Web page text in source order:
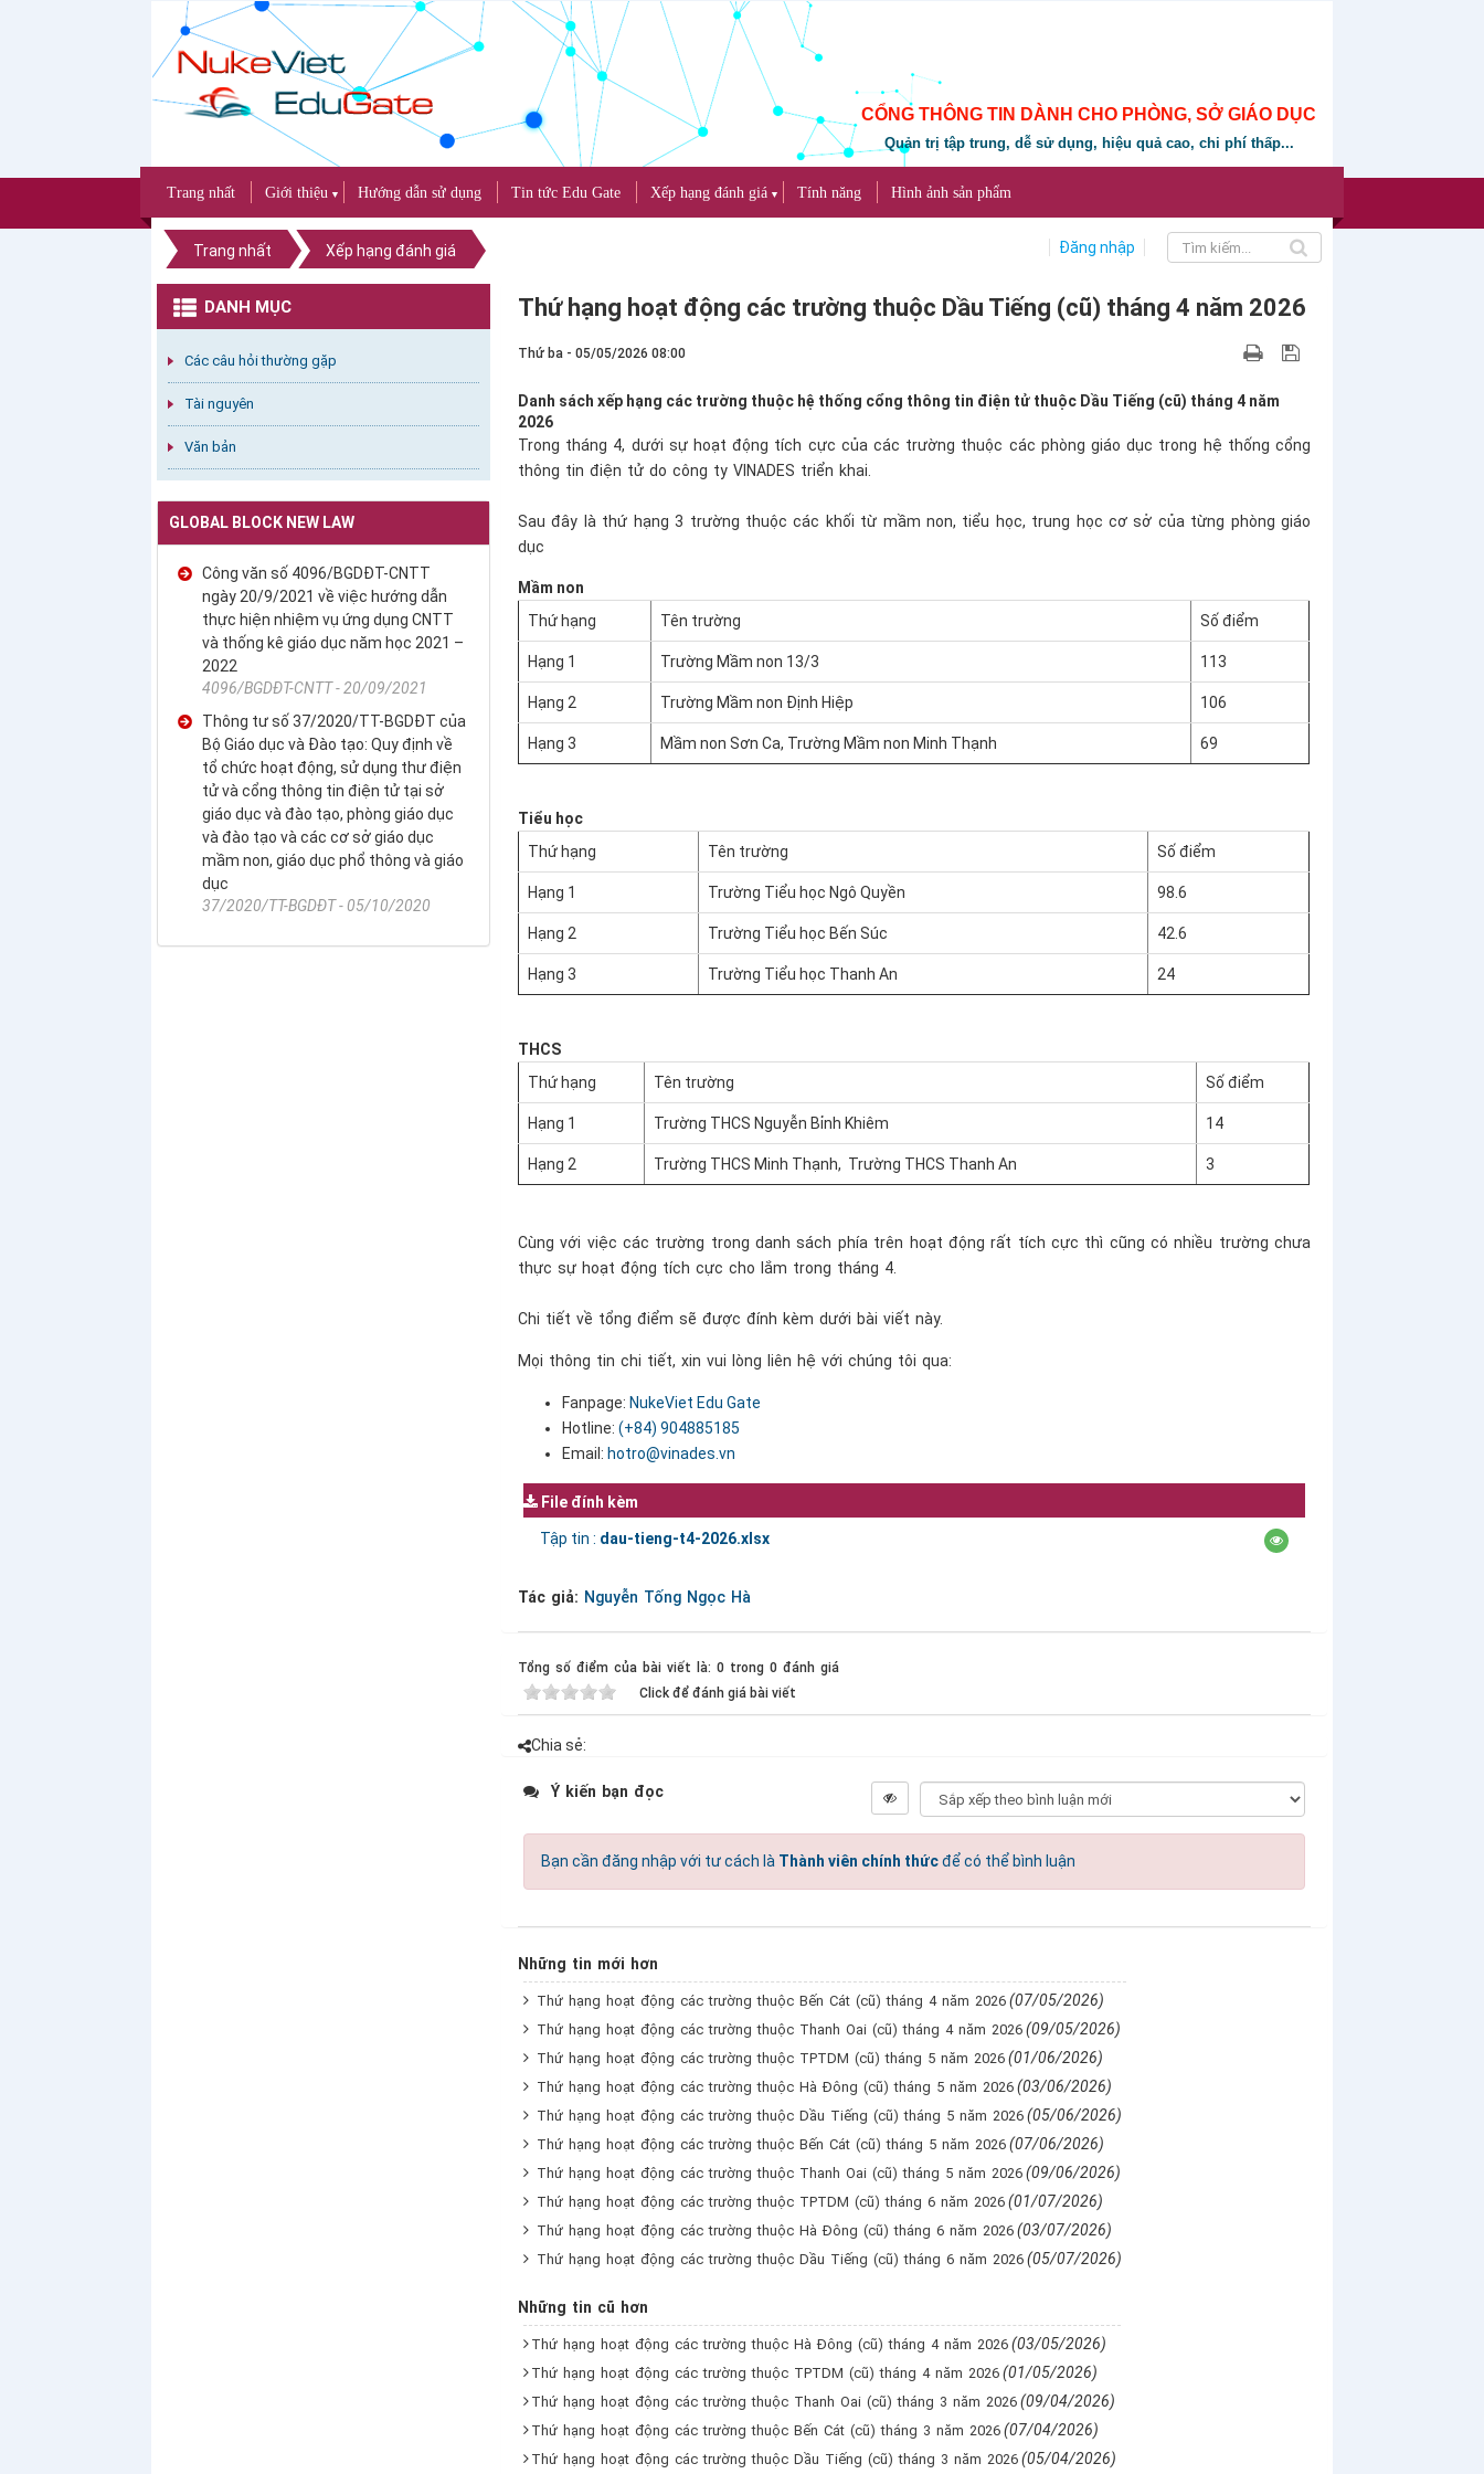
CỔNG THÔNG TIN DÀNH CHO PHÒNG, SỞ GIÁO DỤC
Quản trị tập trung, dễ sử dụng, hiệu quả cao, chi phí thấp...
Trang nhất Giới thiệu ▼ Hướng dẫn sử dụng Tin tức Edu Gate Xếp hạng đánh giá ▼ Tính năng Hình ảnh sản phẩm
Trang nhất Xếp hạng đánh giá Đăng nhập
Thứ hạng hoạt động các trường thuộc Dầu Tiếng (cũ) tháng 4 năm 2026
Thứ ba - 05/05/2026 08:00
Danh sách xếp hạng các trường thuộc hệ thống cổng thông tin điện tử thuộc Dầu Tiếng (cũ) tháng 4 năm
2026
Trong tháng 4, dưới sự hoạt động tích cực của các trường thuộc các phòng giáo dục trong hệ thống cổng
thông tin điện tử do công ty VINADES triển khai.
Sau đây là thứ hạng 3 trường thuộc các khối từ mầm non, tiểu học, trung học cơ sở của từng phòng giáo
dục
Mầm non
Thứ hạng
Tên trường Số điểm
Hạng 1 Trường Mầm non 13/3 113
Hạng 2 Trường Mầm non Định Hiệp 106
Hạng 3 Mầm non Sơn Ca, Trường Mầm non Minh Thạnh 69
Tiểu học
Thứ hạng
Tên trường Số điểm
Hạng 1 Trường Tiểu học Ngô Quyền 98.6
Hạng 2 Trường Tiểu học Bến Súc 42.6
Hạng 3 Trường Tiểu học Thanh An 24
THCS
Thứ hạng
Tên trường Số điểm
Hạng 1 Trường THCS Nguyễn Bỉnh Khiêm 14
Hạng 2 Trường THCS Minh Thạnh, Trường THCS Thanh An 3
Cùng với việc các trường trong danh sách phía trên hoạt động rất tích cực thì cũng có nhiều trường chưa
thực sự hoạt động tích cực cho lắm trong tháng 4.
Chi tiết về tổng điểm sẽ được đính kèm dưới bài viết này.
Mọi thông tin chi tiết, xin vui lòng liên hệ với chúng tôi qua:
Fanpage: NukeViet Edu Gate
Hotline:(+84)904885185
Email: hotro@vinades.vn
File đính kèm
Tập tin : dau-tieng-t4-2026.xlsx
Tác giả: Nguyễn Tống Ngọc Hà
Tổng số điểm của bài viết là: 0 trong 0 đánh giá
Click để đánh giá bài viết
Chia sẻ:
Ý kiến bạn đọc
Bạn cần đăng nhập với tư cách là Thành viên chính thứcđể có thể bình luận
Những tin mới hơn
Thứ hạng hoạt động các trường thuộc Bến Cát (cũ) tháng 4 năm 2026 (07/05/2026)
Thứ hạng hoạt động các trường thuộc Thanh Oai (cũ) tháng 4 năm 2026 (09/05/2026)
Thứ hạng hoạt động các trường thuộc TPTDM (cũ) tháng 5 năm 2026 (01/06/2026)
Thứ hạng hoạt động các trường thuộc Hà Đông (cũ) tháng 5 năm 2026 (03/06/2026)
Thứ hạng hoạt động các trường thuộc Dầu Tiếng (cũ) tháng 5 năm 2026 (05/06/2026)
Thứ hạng hoạt động các trường thuộc Bến Cát (cũ) tháng 5 năm 2026 (07/06/2026)
Thứ hạng hoạt động các trường thuộc Thanh Oai (cũ) tháng 5 năm 2026 (09/06/2026)
Thứ hạng hoạt động các trường thuộc TPTDM (cũ) tháng 6 năm 2026 (01/07/2026)
Thứ hạng hoạt động các trường thuộc Hà Đông (cũ) tháng 6 năm 2026 (03/07/2026)
Thứ hạng hoạt động các trường thuộc Dầu Tiếng (cũ) tháng 6 năm 2026 (05/07/2026)
Những tin cũ hơn
Thứ hạng hoạt động các trường thuộc Hà Đông (cũ) tháng 4 năm 2026 (03/05/2026)
Thứ hạng hoạt động các trường thuộc TPTDM (cũ) tháng 4 năm 2026 (01/05/2026)
Thứ hạng hoạt động các trường thuộc Thanh Oai (cũ) tháng 3 năm 2026 (09/04/2026)
Thứ hạng hoạt động các trường thuộc Bến Cát (cũ) tháng 3 năm 2026 (07/04/2026)
Thứ hạng hoạt động các trường thuộc Dầu Tiếng (cũ) tháng 3 năm 2026 (05/04/2026)
DANH MỤC
Các câu hỏi thường gặp
Tài nguyên
Văn bản
GLOBAL BLOCK NEW LAW
Công văn số 4096/BGDĐT-CNTT
ngày 20/9/2021 về việc hướng dẫn
thực hiện nhiệm vụ ứng dụng CNTT
và thống kê giáo dục năm học 2021 –
2022
4096/BGDĐT-CNTT - 20/09/2021
Thông tư số 37/2020/TT-BGDĐT của
Bộ Giáo dục và Đào tạo: Quy định về
tổ chức hoạt động, sử dụng thư điện
tử và cổng thông tin điện tử tại sở
giáo dục và đào tạo, phòng giáo dục
và đào tạo và các cơ sở giáo dục
mầm non, giáo dục phổ thông và giáo
dục
37/2020/TT-BGDĐT - 05/10/2020